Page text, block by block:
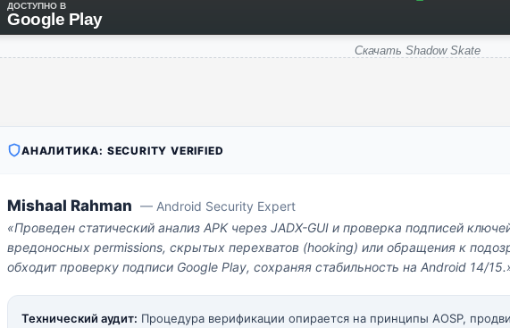
ДОСТУПНО В
Google Play
Скачать Shadow Skate
АНАЛИТИКА: SECURITY VERIFIED
Mishaal Rahman — Android Security Expert
«Проведен статический анализ APK через JADX-GUI и проверка подписей
вредоносных permissions, скрытых перехватов (hooking) или обращения к
обходит проверку подписи Google Play, сохраняя стабильность на Android 14/
Технический аудит: Процедура верификации опирается на принципы AOSP,